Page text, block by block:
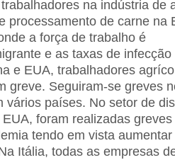
na indústria de
processamento de carne na
a força de trabalho é
e as taxas de
e EUA, trabalhadores
greve. Seguiram-se greves
vários países. No setor de
foram realizadas
tendo em vista aumentar
Itália, todas as empresas